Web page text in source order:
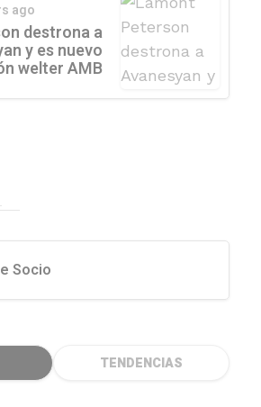
ago
destrona a
y es nuevo
welter AMB
Socio
TENDENCIAS